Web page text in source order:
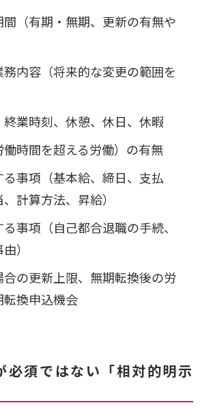
（有期・無期、更新の有無や
内容（将来的な変更の範囲を
業時刻、休憩、休日、休暇
時間を超える労働）の有無
事項（基本給、締日、支払
計算方法、昇給）
事項（自己都合退職の手続、
）
の更新上限、無期転換後の労
換申込機会
必須ではない「相対的明示